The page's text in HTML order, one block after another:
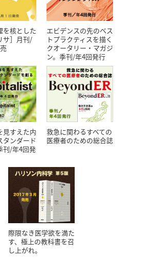
を核とした
サ］月刊/
エビデンスの先のベス
トプラクティスを描く
クオータリー・マガジ
ン。季刊/年4回発行
見すえた内
タンダード
刊/年4回発
救急に関わるすべての
医療者のための総合誌
際限なき医学欲を満た
す、極上の教科書を召
し上がれ。